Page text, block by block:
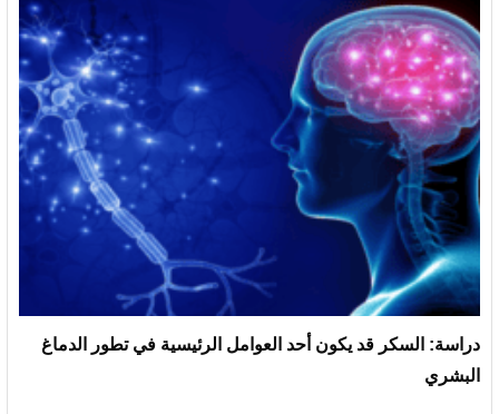
دراسة: السكر قد يكون أحد العوامل الرئيسية في تطور الدماغ
البشري